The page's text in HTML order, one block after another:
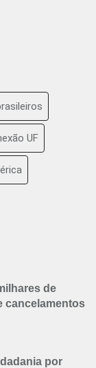
UF
de
cancelamentos
por